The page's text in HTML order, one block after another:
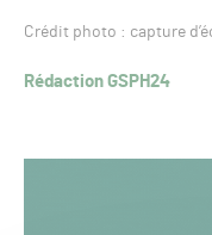
Crédit photo : capture
Rédaction GSPH24